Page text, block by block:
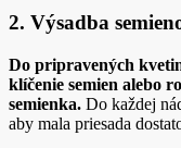
2. Výsadba
Do pripravených
klíčenie semien alebo
semienka. Do každej
aby mala priesada